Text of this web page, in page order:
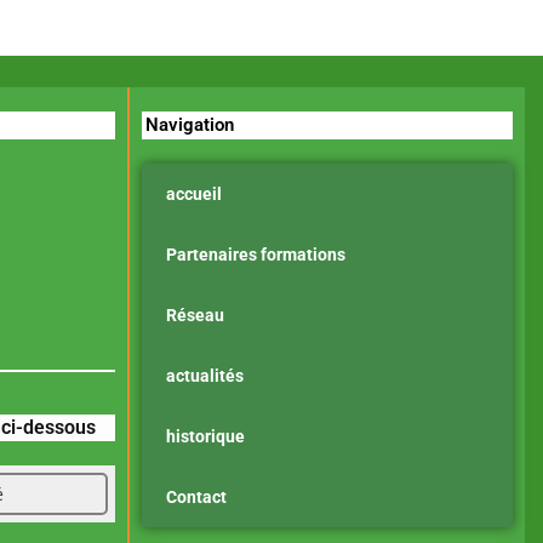
dessous
Navigation
accueil
Partenaires formations
Réseau
actualités
historique
Contact